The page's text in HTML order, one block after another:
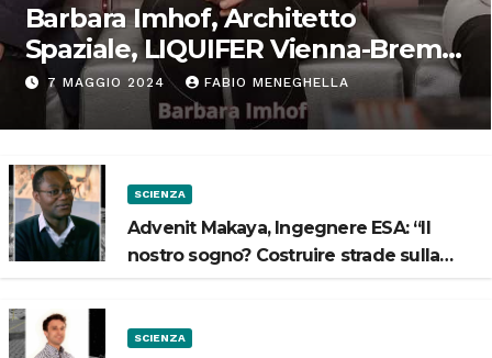
Barbara Imhof, Architetto
Spaziale, LIQUIFER Vienna-Brema:
“Progettiamo habitat per lo
Spazio”
7 MAGGIO 2024 FABIO MENEGHELLA
SCIENZA
Advenit Makaya, Ingegnere ESA: “Il
nostro sogno? Costruire strade sulla
SCIENZA